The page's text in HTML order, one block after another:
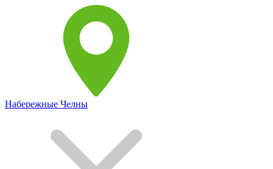
Набережные Челны